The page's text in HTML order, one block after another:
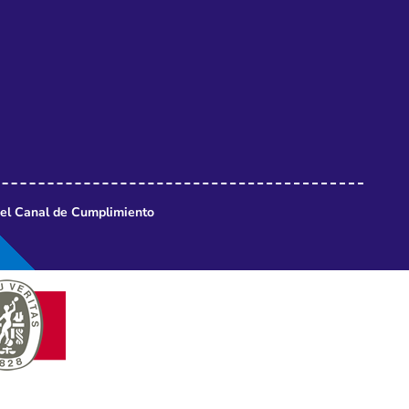
Canal de Cumplimiento